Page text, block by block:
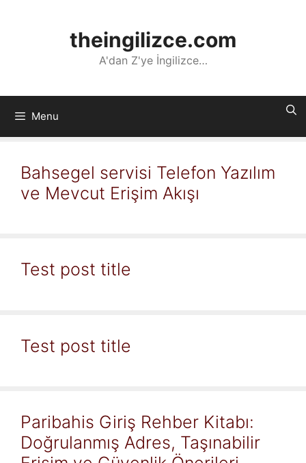
theingilizce.com
A'dan Z'ye İngilizce…
Menu
Bahsegel servisi Telefon Yazılım
ve Mevcut Erişim Akışı
Test post title
Test post title
Paribahis Giriş Rehber Kitabı:
Doğrulanmış Adres, Taşınabilir